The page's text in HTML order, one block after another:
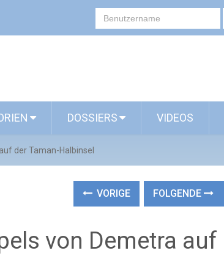
DOSSIERS VIDEOS
der Taman-Halbinsel
VORIGE FOLGENDE
von Demetra auf